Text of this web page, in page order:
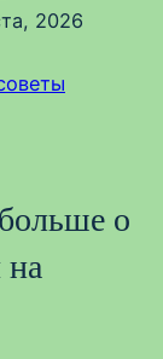
2026
о
на